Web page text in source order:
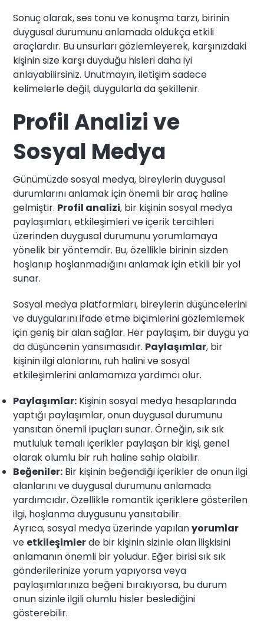
Sonuç olarak, ses tonu ve konuşma tarzı, birinin
duygusal durumunu anlamada oldukça etkili
araçlardır. Bu unsurları gözlemleyerek, karşınızdaki
kişinin size karşı duyduğu hisleri daha iyi
anlayabilirsiniz. Unutmayın, iletişim sadece
kelimelerle değil, duygularla da şekillenir.
Profil Analizi ve
Sosyal Medya
Günümüzde sosyal medya, bireylerin duygusal
durumlarını anlamak için önemli bir araç haline
gelmiştir. Profil analizi, bir kişinin sosyal medya
paylaşımları, etkileşimleri ve içerik tercihleri
üzerinden duygusal durumunu yorumlamaya
yönelik bir yöntemdir. Bu, özellikle birinin sizden
hoşlanıp hoşlanmadığını anlamak için etkili bir yol
sunar.
Sosyal medya platformları, bireylerin düşüncelerini
ve duygularını ifade etme biçimlerini gözlemlemek
için geniş bir alan sağlar. Her paylaşım, bir duygu ya
da düşüncenin yansımasıdır. Paylaşımlar, bir
kişinin ilgi alanlarını, ruh halini ve sosyal
etkileşimlerini anlamamıza yardımcı olur.
Paylaşımlar: Kişinin sosyal medya hesaplarında
yaptığı paylaşımlar, onun duygusal durumunu
yansıtan önemli ipuçları sunar. Örneğin, sık sık
mutluluk temalı içerikler paylaşan bir kişi, genel
olarak olumlu bir ruh haline sahip olabilir.
Beğeniler: Bir kişinin beğendiği içerikler de onun ilgi
alanlarını ve duygusal durumunu anlamada
yardımcıdır. Özellikle romantik içeriklere gösterilen
ilgi, hoşlanma duygusunu yansıtabilir.
Ayrıca, sosyal medya üzerinde yapılanyorumlar
ve etkileşimlerde bir kişinin sizinle olan ilişkisini
anlamanın önemli bir yoludur. Eğer birisi sık sık
gönderilerinize yorum yapıyorsa veya
paylaşımlarınıza beğeni bırakıyorsa, bu durum
onun sizinle ilgili olumlu hisler beslediğini
gösterebilir.